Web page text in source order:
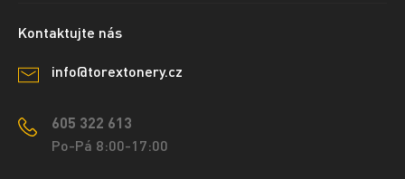
Kontaktujte nás
info@torextonery.cz
605 322 613
Po-Pá 8:00-17:00